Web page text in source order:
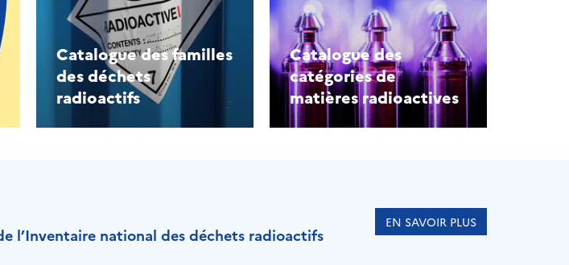
Catalogue des familles
des déchets
radioactifs
Catalogue des
catégories de
matières radioactives
l’Inventaire national des déchets radioactifs
EN SAVOIR PLUS